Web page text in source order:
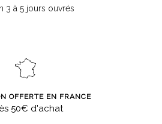
3 à 5 jours ouvrés
OFFERTE EN FRANCE
50€ d'achat